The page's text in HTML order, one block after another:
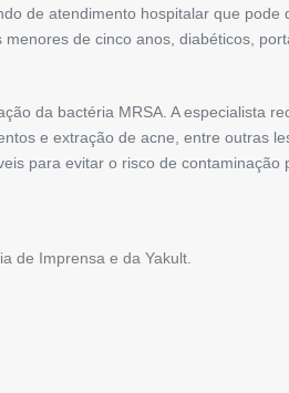
de atendimento hospitalar que
de cinco anos, diabéticos,
da bactéria MRSA. A especialista
e extração de acne, entre outras
para evitar o risco de contaminação
de Imprensa e da Yakult.